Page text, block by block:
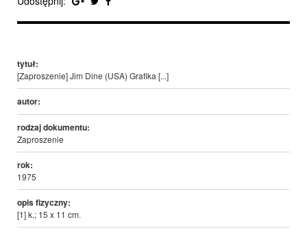
tytuł:
[Zaproszenie] Jim Dine (USA) Grafika [...]
autor:
rodzaj dokumentu:
Zaproszenie
rok:
1975
opis fizyczny:
[1] k.; 15 x 11 cm.